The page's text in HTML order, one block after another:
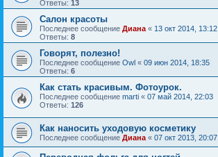
Ответы: 13
Салон красоты
Последнее сообщение Диана« 13 окт 2014, 13:12
Ответы: 8
Говорят, полезно!
Последнее сообщение Owl « 09 июн 2014, 18:35
Ответы: 6
Как стать красивым. Фотоурок.
Последнее сообщение marti « 07 май 2014, 22:03
Ответы: 126
Как наносить уходовую косметику
Последнее сообщение Диана « 07 окт 2013, 20:07